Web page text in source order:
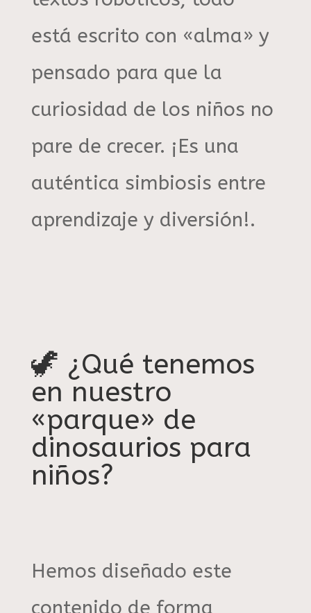
está escrito con «alma» y
pensado para que la
curiosidad de los niños no
pare de crecer. ¡Es una
auténtica simbiosis entre
aprendizaje y diversión!.
🦖 ¿Qué tenemos
en nuestro
«parque» de
dinosaurios para
niños?
Hemos diseñado este
contenido de forma